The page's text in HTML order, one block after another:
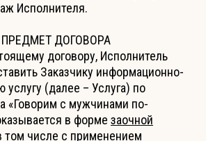
Исполнителя.
ПРЕДМЕТ ДОГОВОРА
договору, Исполнитель
Заказчику информационно-
услугу (далее – Услуга) по
«Говорим с мужчинами по-
в форме заочной
том числе с применением